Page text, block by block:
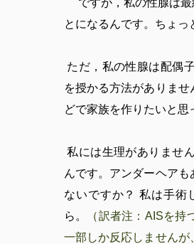
ですが，私の性腺は最
とになるんです。ちょっ
ただ，私の性腺は配偶
を授かる方法がありま
どで家族を作りたいと思
私には生理がありませ
んです。アンダーヘア
ないですか？ 私は手術
ら。
（訳者注：AISを
一部しか反応しません